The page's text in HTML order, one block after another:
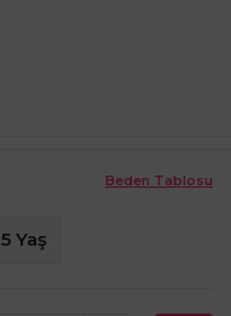
Beden Tablosu
5 Yaş